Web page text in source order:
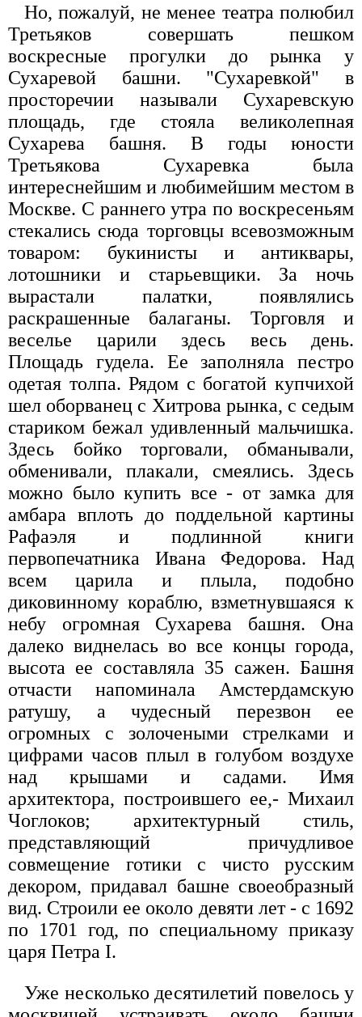
Но, пожалуй, не менее театра полюбил
Третьяков совершать пешком
воскресные прогулки до рынка у
Сухаревой башни. "Сухаревкой" в
просторечии называли Сухаревскую
площадь, где стояла великолепная
Сухарева башня. В годы юности
Третьякова Сухаревка была
интереснейшим и любимейшим местом в
Москве. С раннего утра по воскресеньям
стекались сюда торговцы всевозможным
товаром: букинисты и антиквары,
лотошники и старьевщики. За ночь
вырастали палатки, появлялись
раскрашенные балаганы. Торговля и
веселье царили здесь весь день.
Площадь гудела. Ее заполняла пестро
одетая толпа. Рядом с богатой купчихой
шел оборванец с Хитрова рынка, с седым
стариком бежал удивленный мальчишка.
Здесь бойко торговали, обманывали,
обменивали, плакали, смеялись. Здесь
можно было купить все - от замка для
амбара вплоть до поддельной картины
Рафаэля и подлинной книги
первопечатника Ивана Федорова. Над
всем царила и плыла, подобно
диковинному кораблю, взметнувшаяся к
небу огромная Сухарева башня. Она
далеко виднелась во все концы города,
высота ее составляла 35 сажен. Башня
отчасти напоминала Амстердамскую
ратушу, а чудесный перезвон ее
огромных с золочеными стрелками и
цифрами часов плыл в голубом воздухе
над крышами и садами. Имя
архитектора, построившего ее,- Михаил
Чоглоков; архитектурный стиль,
представляющий причудливое
совмещение готики с чисто русским
декором, придавал башне своеобразный
вид. Строили ее около девяти лет - с 1692
по 1701 год, по специальному приказу
царя Петра I.
Уже несколько десятилетий повелось у